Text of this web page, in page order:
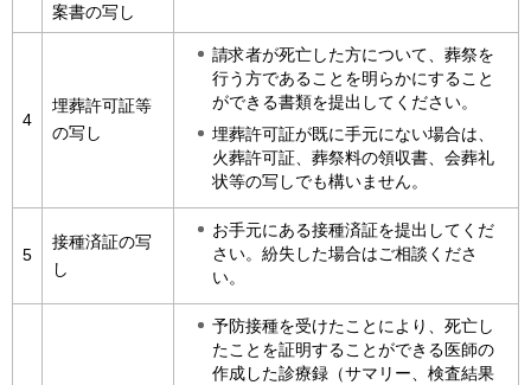
案書の写し
4
埋葬許可証等
の写し
請求者が死亡した方について、葬祭を
行う方であることを明らかにすること
ができる書類を提出してください。
埋葬許可証が既に手元にない場合は、
火葬許可証、葬祭料の領収書、会葬礼
状等の写しでも構いません。
5
接種済証の写
し
お手元にある接種済証を提出してくだ
さい。紛失した場合はご相談くださ
い。
予防接種を受けたことにより、死亡し
たことを証明することができる医師の
作成した診療録（サマリー、検査結果